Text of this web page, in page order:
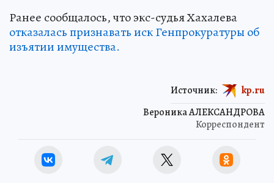
Ранее сообщалось, что экс-судья Хахалева
отказалась признавать иск Генпрокуратуры об
изъятии имущества.
Вероника АЛЕКСАНДРОВА
Корреспондент
Источник: kp.ru